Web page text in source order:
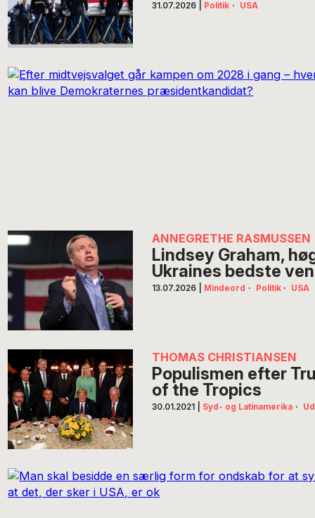
31.07.2026 Politik · USA
ANNEGRETHE RASMUSSEN
Lindsey Graham,
Ukraines bedste ven
13.07.2026 Mindeord · Politik · USA
THOMAS CHRISTIANSEN
Populismen efter
of the Tropics
30.01.2021 Syd- og Latinamerika ·